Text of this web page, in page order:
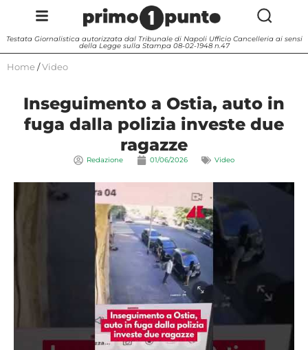
Testata Giornalistica autorizzata dal Tribunale di Napoli Ufficio Cancelleria ai sensi
della Legge sulla Stampa 08-02-1948 n.47
Home /Video
Inseguimento a Ostia, auto in
fuga dalla polizia investe due
ragazze
Redazione 01/06/2026 Video